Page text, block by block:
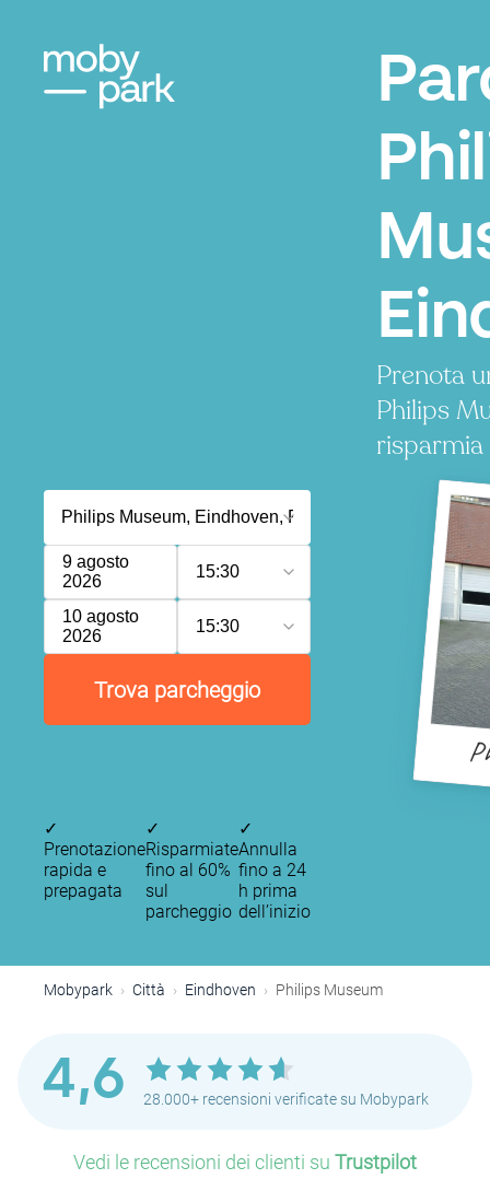
Prenota
Philips
risparmia
9 agosto
2026
15:30
10 agosto
2026
15:30
Trova parcheggio
✓
Prenotazione
rapida e
prepagata
✓
Risparmiate
fino al 60%
sul
parcheggio
✓
Annulla
fino a 24
h prima
dell’inizio
Mobypark Città Eindhoven Philips Museum
4,6 28.000+ recensioni verificate su Mobypark
Vedi le recensioni dei clienti su Trustpilot